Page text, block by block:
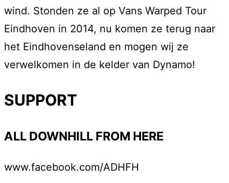
wind. Stonden ze al op Vans Warped Tour
Eindhoven in 2014, nu komen ze terug naar
het Eindhovenseland en mogen wij ze
verwelkomen in de kelder van Dynamo!
SUPPORT
ALL DOWNHILL FROM HERE
www.facebook.com/ADHFH